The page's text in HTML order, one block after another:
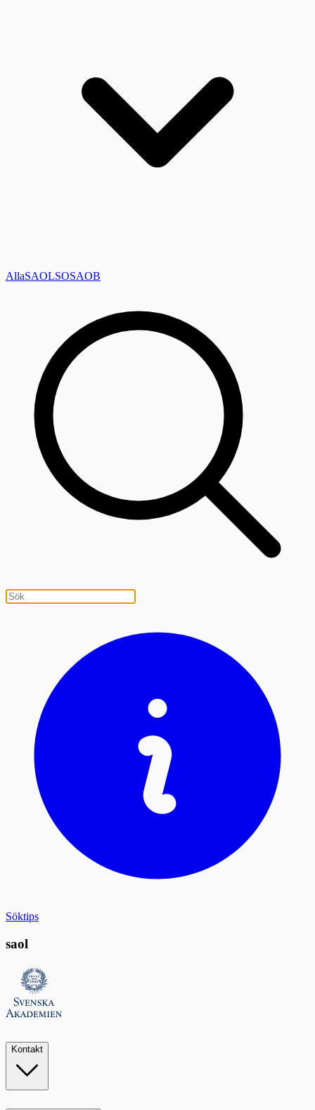
AllaSAOLSOSAOB
Söktips
saol
Kontakt